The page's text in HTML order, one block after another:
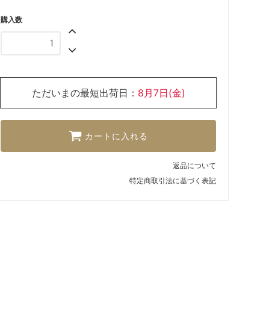
購入数
ただいまの最短出荷日： 8月7日(金)
カートに入れる
返品について
特定商取引法に基づく表記